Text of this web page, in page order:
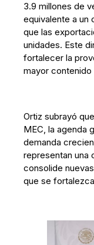
3.9 millones de
equivalente a un
que las
unidades. Este
fortalecer la
mayor contenido
Ortiz subrayó
MEC, la agenda
demanda
representan una
consolide
que se